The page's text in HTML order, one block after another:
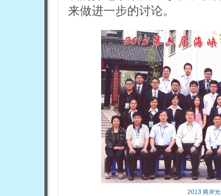
来做进一步的讨论。
2013 两岸